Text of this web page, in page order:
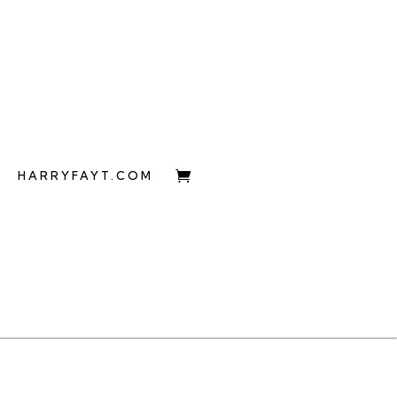
HARRYFAYT.COM